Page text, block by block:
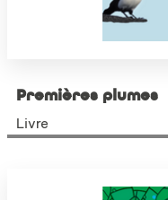
Premières plumes
Livre